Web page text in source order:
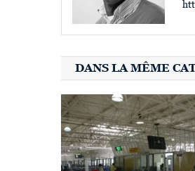
DANS LA MÊME